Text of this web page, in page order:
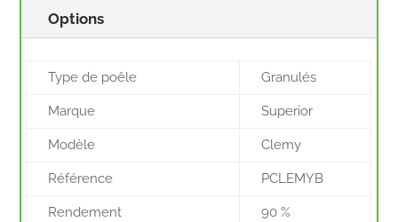
Options
Type de poêle Granulés
Marque Superior
Modèle Clemy
Référence PCLEMYB
Rendement 90 %